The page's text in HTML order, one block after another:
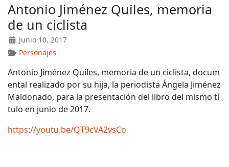
Antonio Jiménez Quiles, memoria
de un ciclista
Junio 10, 2017
Personajes
Antonio Jiménez Quiles, memoria de un ciclista, docum
ental realizado por su hija, la periodista Ángela Jiménez
Maldonado, para la presentación del libro del mismo tí
tulo en junio de 2017.
https://youtu.be/QT9cVA2vsCo